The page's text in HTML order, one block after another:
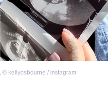
© kellyosbourne / Instagram